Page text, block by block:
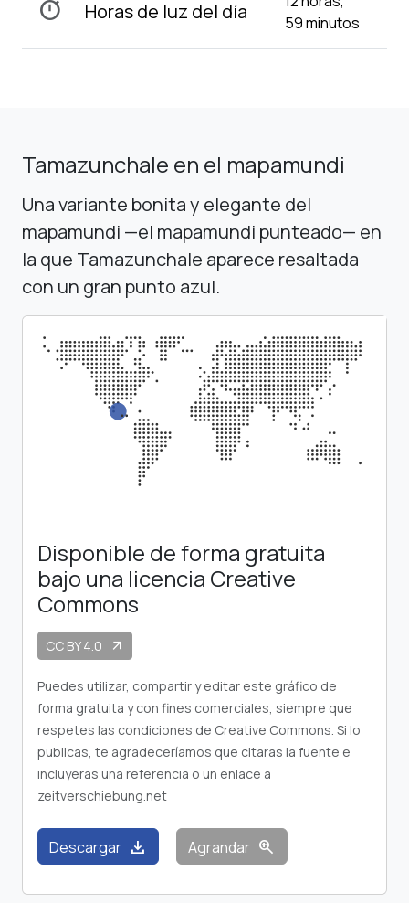
timer Horas de luz del día
59 minutos
Tamazunchale en el mapamundi
Una variante bonita y elegante del
mapamundi —el mapamundi punteado— en
la que Tamazunchale aparece resaltada
con un gran punto azul.
Disponible de forma gratuita
bajo una licencia Creative
Commons
CC BY 4.0 arrow_outward
Puedes utilizar, compartir y editar este gráfico de
forma gratuita y con fines comerciales, siempre que
respetes las condiciones de Creative Commons. Si lo
publicas, te agradeceríamos que citaras la fuente e
incluyeras una referencia o un enlace a
zeitverschiebung.net
Descargar download Agrandar zoom_in